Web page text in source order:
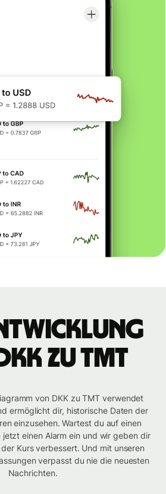
zu TMT
von DKK zu TMT verwendet
ermöglicht dir, historische Daten der
einzusehen. Wartest du auf einen
jetzt einen Alarm ein und wir geben dir
Kurs verbessert. Und mit unseren
verpasst du nie die neuesten
Nachrichten.